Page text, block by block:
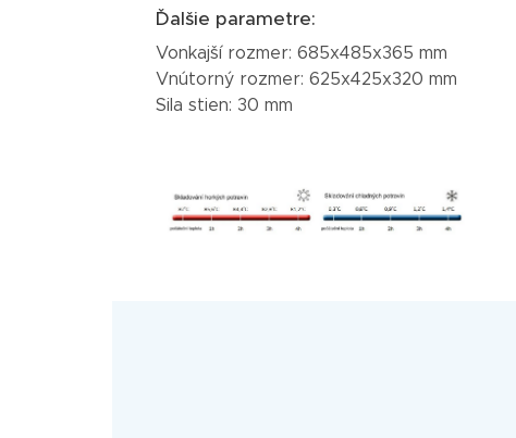
Ďalšie parametre:
Vonkajší rozmer: 685x485x365 mm
Vnútorný rozmer: 625x425x320 mm
Sila stien: 30 mm